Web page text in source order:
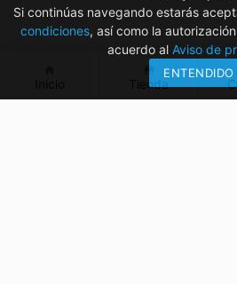
Tienda
Si continúas navegando estarás
condiciones, así como la
acuerdo al Aviso de
ENTENDIDO